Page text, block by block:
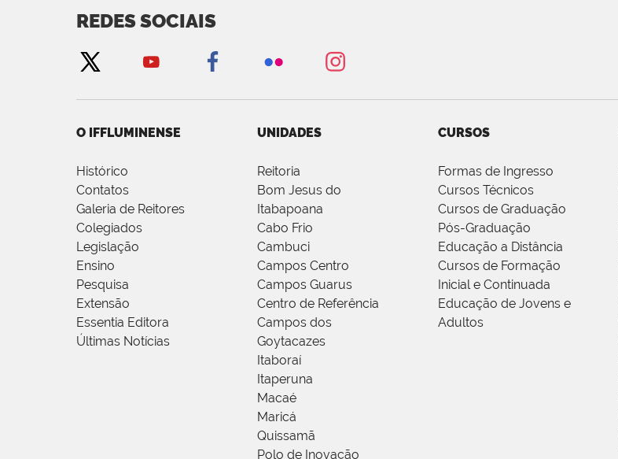
REDES SOCIAIS
O IFFLUMINENSE
Histórico
Contatos
Galeria de Reitores
Colegiados
Legislação
Ensino
Pesquisa
Extensão
Essentia Editora
Últimas Notícias
UNIDADES
Reitoria
Bom Jesus do
Itabapoana
Cabo Frio
Cambuci
Campos Centro
Campos Guarus
Centro de Referência
Campos dos
Goytacazes
Itaboraí
Itaperuna
Macaé
Maricá
Quissamã
Polo de Inovação
CURSOS
Formas de Ingresso
Cursos Técnicos
Cursos de Graduação
Pós-Graduação
Educação a Distância
Cursos de Formação
Inicial e Continuada
Educação de Jovens e
Adultos